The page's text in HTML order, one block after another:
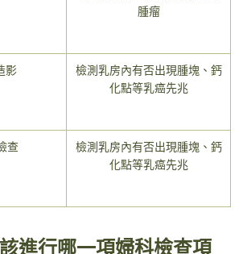
腫瘤
影
檢測乳房內有否出現腫塊、鈣
化點等乳癌先兆
查
檢測乳房內有否出現腫塊、鈣
化點等乳癌先兆
進行哪一項婦科檢查項